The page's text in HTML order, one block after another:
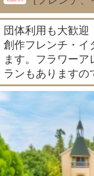
団体利用も大歓迎
創作フレンチ・イ
ます。フラワー
ランもありますの